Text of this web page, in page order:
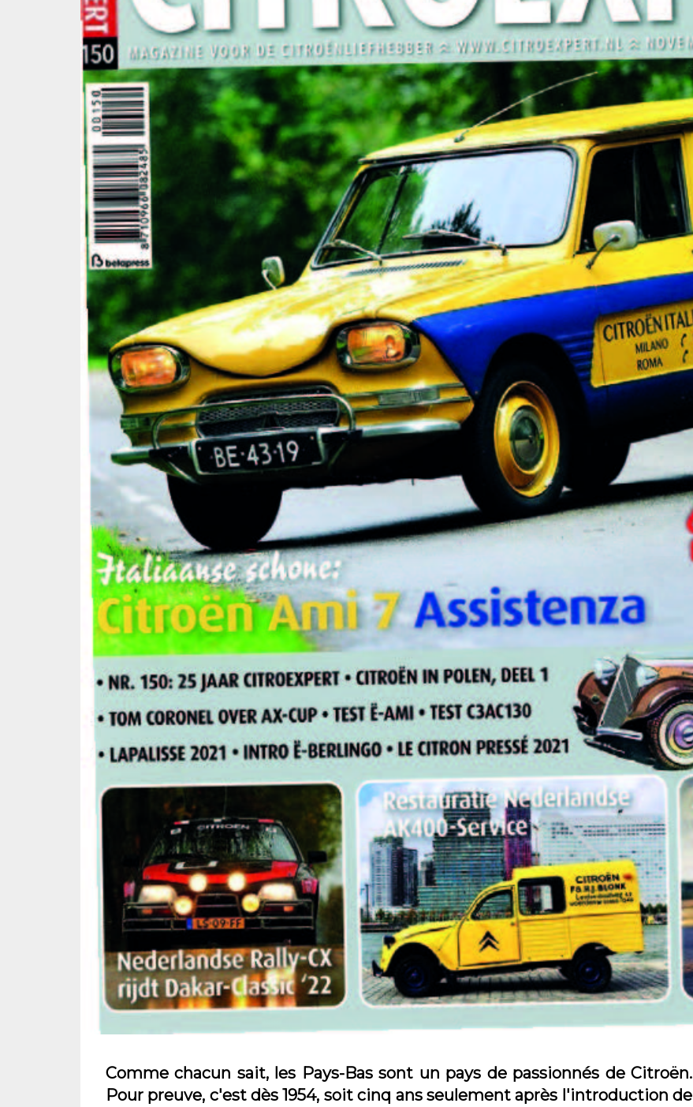
Comme chacun sait, les Pays-Bas sont un pays de passionnés de Citroën.
Pour preuve, c'est dès 1954, soit cinq ans seulement après l'introduction de